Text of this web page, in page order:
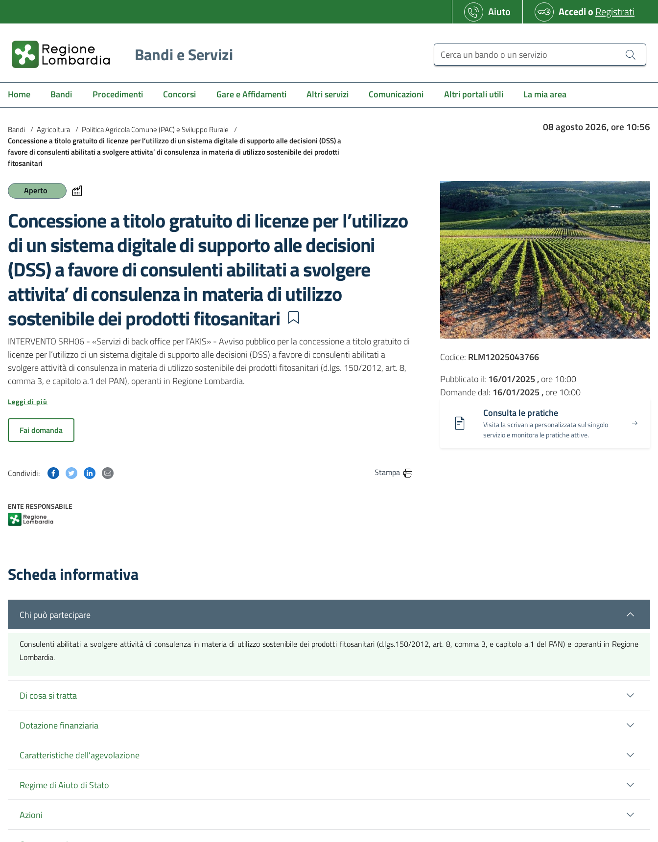
Aiuto AccedioRegistrati
Bandi e Servizi Cerca un bando o un servizio
Home Bandi Procedimenti Concorsi Gare e Affidamenti Altri servizi Comunicazioni Altri portali utili La mia area
Bandi / Agricoltura / Politica Agricola Comune (PAC) e Sviluppo Rurale /
Concessione a titolo gratuito di licenze per l’utilizzo di un sistema digitale di supporto alle decisioni (DSS) a
favore di consulenti abilitati a svolgere attivita’ di consulenza in materia di utilizzo sostenibile dei prodotti
fitosanitari
08 agosto 2026, ore 10:56
Aperto
Concessione a titolo gratuito di licenze per l’utilizzo
di un sistema digitale di supporto alle decisioni
(DSS) a favore di consulenti abilitati a svolgere
attivita’ di consulenza in materia di utilizzo
sostenibile dei prodotti fitosanitari
INTERVENTO SRH06 - «Servizi di back office per l’AKIS» - Avviso pubblico per la concessione a titolo gratuito di
licenze per l’utilizzo di un sistema digitale di supporto alle decisioni (DSS) a favore di consulenti abilitati a
svolgere attività di consulenza in materia di utilizzo sostenibile dei prodotti fitosanitari (d.lgs. 150/2012, art. 8,
comma 3, e capitolo a.1 del PAN), operanti in Regione Lombardia.
Leggi di più
Fai domanda
Condividi: Condividi questa pagina su Facebook
Condividi questa pagina su Twitter
Condividi questa pagina su Linkedin Stampa
ENTE RESPONSABILE
Codice: RLM12025043766
Pubblicato il: 16/01/2025 ,ore 10:00
Domande dal: 16/01/2025 ,ore 10:00
Consulta le pratiche
Visita la scrivania personalizzata sul singolo
servizio e monitora le pratiche attive.
Scheda informativa
Chi può partecipare
Consulenti abilitati a svolgere attività di consulenza in materia di utilizzo sostenibile dei prodotti fitosanitari (d.lgs.150/2012, art. 8, comma 3, e capitolo a.1 del PAN) e operanti in Regione
Lombardia.
Di cosa si tratta
Dotazione finanziaria
Caratteristiche dell'agevolazione
Regime di Aiuto di Stato
Azioni